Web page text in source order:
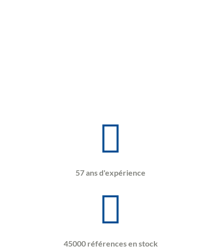
57 ans d'expérience
45000 références en stock